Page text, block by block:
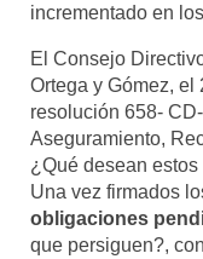
incrementado en
El Consejo
Ortega y Gómez, el
resolución 658-
Aseguramiento,
¿Qué desean
Una vez firmados
obligaciones
que persiguen?,